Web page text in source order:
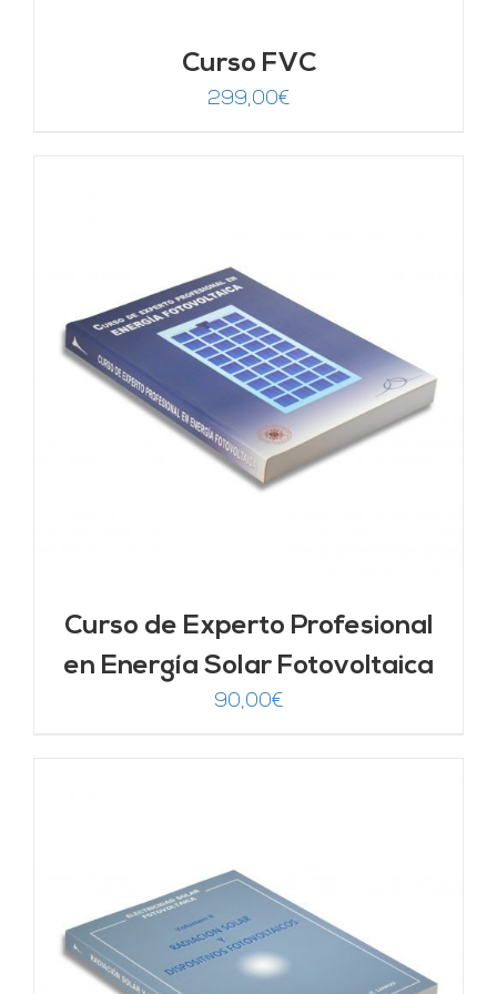
Curso FVC
299,00€
Curso de Experto Profesional
en Energía Solar Fotovoltaica
90,00€